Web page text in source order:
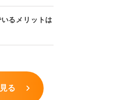
るメリットは
る